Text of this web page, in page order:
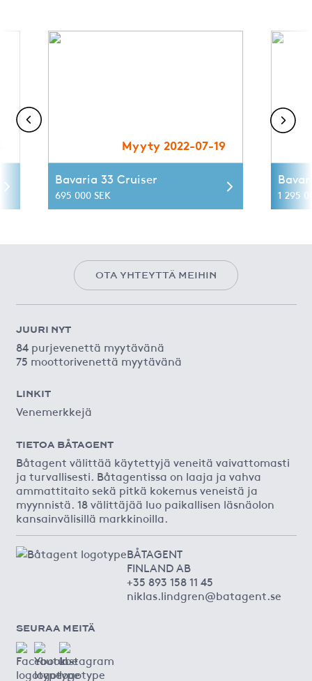
Myyty 2022-07-19
Bavaria 33 Cruiser
695 000 SEK 1 295
OTA YHTEYTTÄ MEIHIN
JUURI NYT
84 purjevenettä myytävänä
75 moottorivenettä myytävänä
LINKIT
Venemerkkejä
TIETOA BÅTAGENT
Båtagent välittää käytettyjä veneitä vaivattomasti
ja turvallisesti. Båtagentissa on laaja ja vahva
ammattitaito sekä pitkä kokemus veneistä ja
myynnistä. 18 välittäjää luo paikallisen läsnäolon
kansainvälisillä markkinoilla.
BÅTAGENT
FINLAND AB
+35 893 158 11 45
niklas.lindgren@batagent.se
SEURAA MEITÄ